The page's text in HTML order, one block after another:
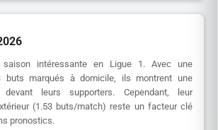
intéressante en Ligue 1. Avec une
buts marqués à domicile, ils montrent une
leurs supporters. Cependant, leur
(1.53 buts/match) reste un facteur clé
pronostics.